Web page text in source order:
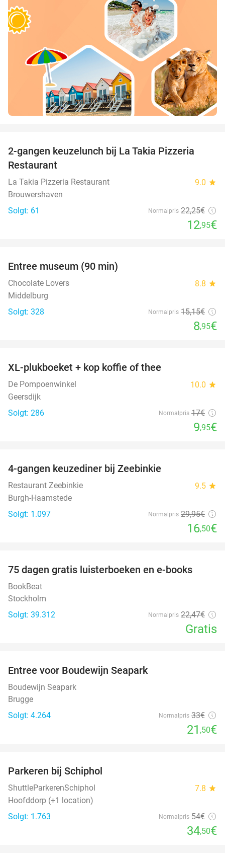
2-gangen keuzelunch bij La Takia Pizzeria
Restaurant
La Takia Pizzeria Restaurant 9.0 star
Brouwershaven
Solgt: 61
Normalpris 22,25€
12,95€
Entree museum (90 min)
Chocolate Lovers 8.8 star
Middelburg
Solgt: 328
Normalpris 15,15€
8,95€
XL-plukboeket + kop koffie of thee
De Pompoenwinkel 10.0 star
Geersdijk
Solgt: 286
Normalpris 17€
9,95€
4-gangen keuzediner bij Zeebinkie
Restaurant Zeebinkie 9.5 star
Burgh-Haamstede
Solgt: 1.097
Normalpris 29,95€
16,50€
75 dagen gratis luisterboeken en e-books
BookBeat
Stockholm
Solgt: 39.312
Normalpris 22,47€
Gratis
Entree voor Boudewijn Seapark
Boudewijn Seapark
Brugge
Solgt: 4.264
Normalpris 33€
21 ,50€
Parkeren bij Schiphol
ShuttleParkerenSchiphol 7.8 star
Hoofddorp (+1 location)
Solgt: 1.763
Normalpris 54€
34,50€